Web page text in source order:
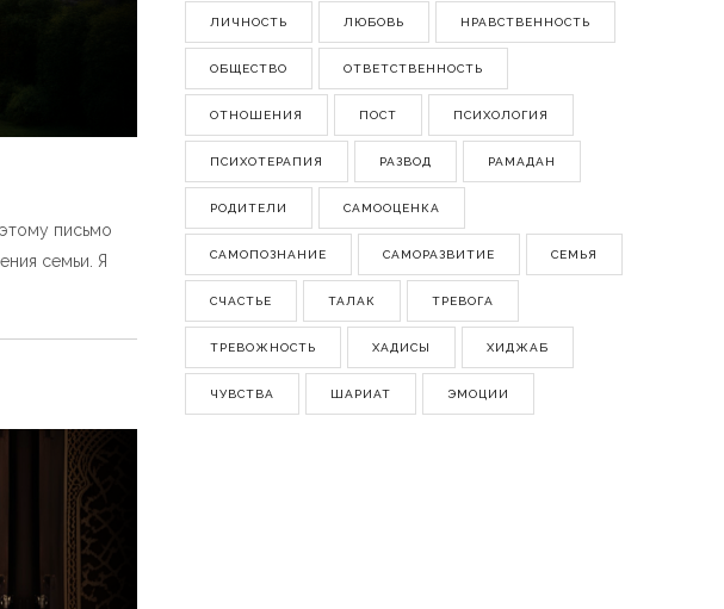
письмо
семьи. Я
ЛИЧНОСТЬ ЛЮБОВЬ НРАВСТВЕННОСТЬ
ОБЩЕСТВО ОТВЕТСТВЕННОСТЬ
ОТНОШЕНИЯ ПОСТ ПСИХОЛОГИЯ
ПСИХОТЕРАПИЯ РАЗВОД РАМАДАН
РОДИТЕЛИ САМООЦЕНКА
САМОПОЗНАНИЕ САМОРАЗВИТИЕ СЕМЬЯ
СЧАСТЬЕ ТАЛАК ТРЕВОГА
ТРЕВОЖНОСТЬ ХАДИСЫ ХИДЖАБ
ЧУВСТВА ШАРИАТ ЭМОЦИИ